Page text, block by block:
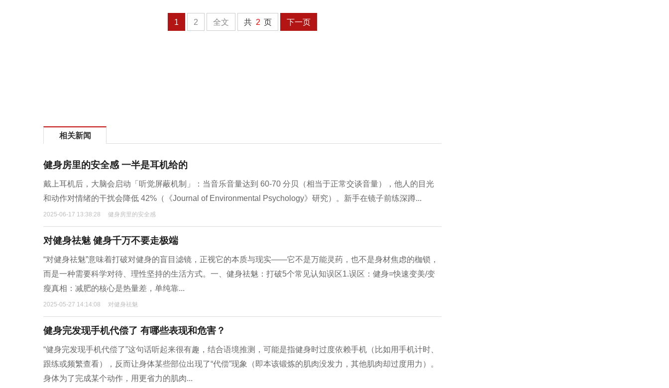
1 2 全文 共 2 页 下一页
相关新闻
健身房里的安全感 一半是耳机给的
戴上耳机后，大脑会启动「听觉屏蔽机制」：当音乐音量达到 60-70 分贝（相当于正常交谈音量），他人的目光
和动作对情绪的干扰会降低 42%（《Journal of Environmental Psychology》研究）。新手在镜子前练深蹲...
2025-06-17 13:38:28 健身房里的安全感
对健身祛魅 健身千万不要走极端
“对健身祛魅”意味着打破对健身的盲目滤镜，正视它的本质与现实——它不是万能灵药，也不是身材焦虑的枷锁，
而是一种需要科学对待、理性坚持的生活方式。一、健身祛魅：打破5个常见认知误区1.误区：健身=快速变美/变
瘦真相：减肥的核心是热量差，单纯靠...
2025-05-27 14:14:08 对健身祛魅
健身完发现手机代偿了 有哪些表现和危害？
“健身完发现手机代偿了”这句话听起来很有趣，结合语境推测，可能是指健身时过度依赖手机（比如用手机计时、
跟练或频繁查看），反而让身体某些部位出现了“代偿”现象（即本该锻炼的肌肉没发力，其他肌肉却过度用力）。
身体为了完成某个动作，用更省力的肌肉...